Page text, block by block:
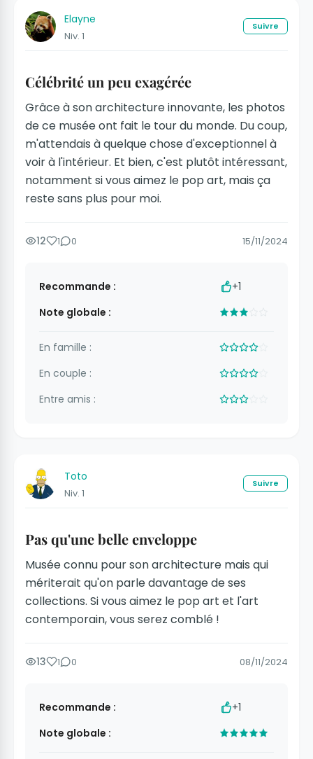
Elayne
Niv. 1
Suivre
Célébrité un peu exagérée
Grâce à son architecture innovante, les photos
de ce musée ont fait le tour du monde. Du coup,
m'attendais à quelque chose d'exceptionnel à
voir à l'intérieur. Et bien, c'est plutôt intéressant,
notamment si vous aimez le pop art, mais ça
reste sans plus pour moi.
12 1 0 15/11/2024
Recommande :
+1
Note globale :
En famille :
En couple :
Entre amis :
Toto
Niv. 1
Suivre
Pas qu'une belle enveloppe
Musée connu pour son architecture mais qui
mériterait qu'on parle davantage de ses
collections. Si vous aimez le pop art et l'art
contemporain, vous serez comblé !
13 1 0 08/11/2024
Recommande :
+1
Note globale :